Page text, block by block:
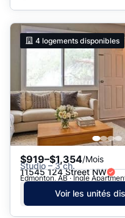
4 logements disponibles
$919–$1,354/Mois
Studio – 3 ch.
11545 124 Street NW
Edmonton, AB · Ingle
Voir les unités